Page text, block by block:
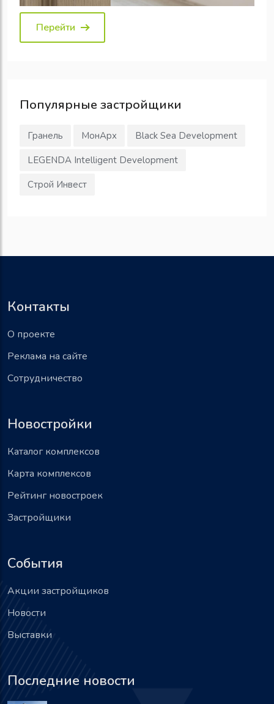
Перейти
Популярные застройщики
Гранель МонАрх
Black Sea Development
LEGENDA Intelligent Development
Строй Инвест
Контакты
О проекте
Реклама на сайте
Сотрудничество
Новостройки
Каталог комплексов
Карта комплексов
Рейтинг новостроек
Застройщики
События
Акции застройщиков
Новости
Выставки
Последние новости